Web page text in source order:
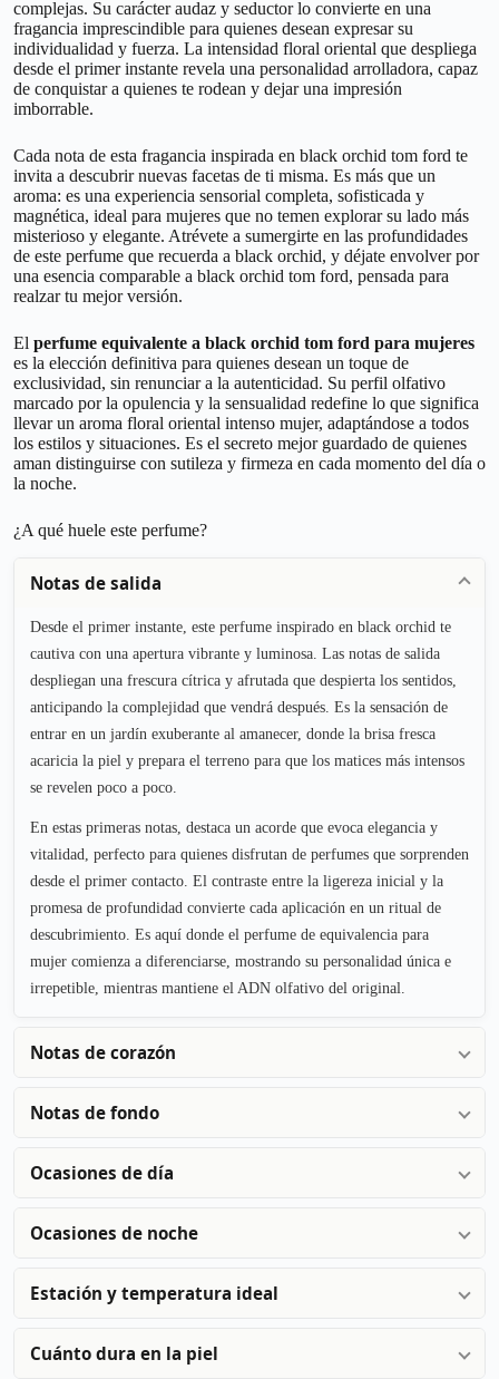
complejas. Su carácter audaz y seductor lo convierte en una
fragancia imprescindible para quienes desean expresar su
individualidad y fuerza. La intensidad floral oriental que despliega
desde el primer instante revela una personalidad arrolladora, capaz
de conquistar a quienes te rodean y dejar una impresión
imborrable.
Cada nota de esta fragancia inspirada en black orchid tom ford te
invita a descubrir nuevas facetas de ti misma. Es más que un
aroma: es una experiencia sensorial completa, sofisticada y
magnética, ideal para mujeres que no temen explorar su lado más
misterioso y elegante. Atrévete a sumergirte en las profundidades
de este perfume que recuerda a black orchid, y déjate envolver por
una esencia comparable a black orchid tom ford, pensada para
realzar tu mejor versión.
El perfume equivalente a black orchid tom ford para mujeres
es la elección definitiva para quienes desean un toque de
exclusividad, sin renunciar a la autenticidad. Su perfil olfativo
marcado por la opulencia y la sensualidad redefine lo que significa
llevar un aroma floral oriental intenso mujer, adaptándose a todos
los estilos y situaciones. Es el secreto mejor guardado de quienes
aman distinguirse con sutileza y firmeza en cada momento del día o
la noche.
¿A qué huele este perfume?
Notas de salida
Desde el primer instante, este perfume inspirado en black orchid te
cautiva con una apertura vibrante y luminosa. Las notas de salida
despliegan una frescura cítrica y afrutada que despierta los sentidos,
anticipando la complejidad que vendrá después. Es la sensación de
entrar en un jardín exuberante al amanecer, donde la brisa fresca
acaricia la piel y prepara el terreno para que los matices más intensos
se revelen poco a poco.
En estas primeras notas, destaca un acorde que evoca elegancia y
vitalidad, perfecto para quienes disfrutan de perfumes que sorprenden
desde el primer contacto. El contraste entre la ligereza inicial y la
promesa de profundidad convierte cada aplicación en un ritual de
descubrimiento. Es aquí donde el perfume de equivalencia para
mujer comienza a diferenciarse, mostrando su personalidad única e
irrepetible, mientras mantiene el ADN olfativo del original.
Notas de corazón
Notas de fondo
Ocasiones de día
Ocasiones de noche
Estación y temperatura ideal
Cuánto dura en la piel